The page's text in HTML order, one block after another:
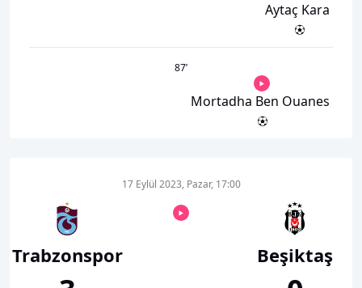
Aytaç Kara
87’
Mortadha Ben Ouanes
Trabzonspor
17 Eylül 2023, Pazar, 17:00
Beşiktaş